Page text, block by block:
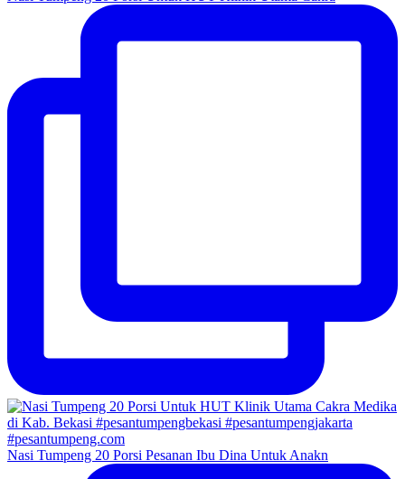
Nasi Tumpeng 20 Porsi Pesanan Ibu Dina Untuk Anakn